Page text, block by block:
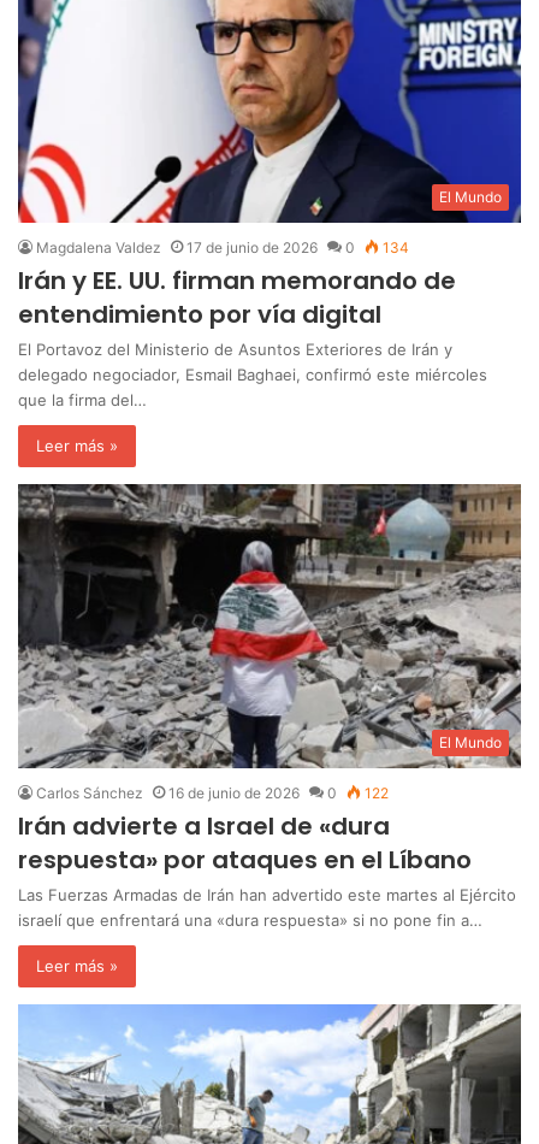
El Mundo
Magdalena Valdez 17 de junio de 2026 0 134
Irán y EE. UU. firman memorando de
entendimiento por vía digital
El Portavoz del Ministerio de Asuntos Exteriores de Irán y
delegado negociador, Esmail Baghaei, confirmó este miércoles
que la firma del…
Leer más »
El Mundo
Carlos Sánchez 16 de junio de 2026 0 122
Irán advierte a Israel de «dura
respuesta» por ataques en el Líbano
Las Fuerzas Armadas de Irán han advertido este martes al Ejército
israelí que enfrentará una «dura respuesta» si no pone fin a…
Leer más »